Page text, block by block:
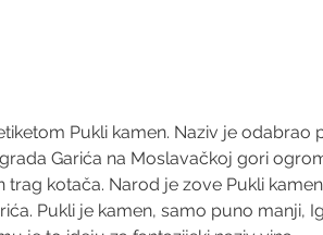
Pukli kamen. Naziv je odabrao
Garića na Moslavačkoj gori
trag kotača. Narod je zove Pukli
Pukli je kamen, samo puno manji,